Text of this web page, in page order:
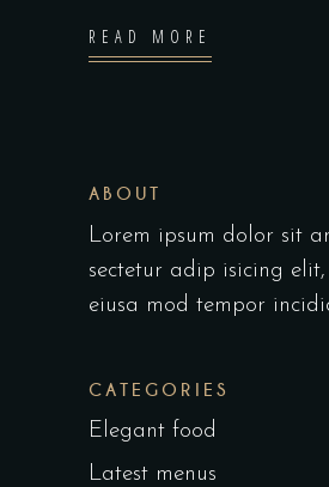
READ MORE
ABOUT
Lorem ipsum dolor sit
sectetur adip isicing elit,
eiusa mod tempor
CATEGORIES
Elegant food
Latest menus